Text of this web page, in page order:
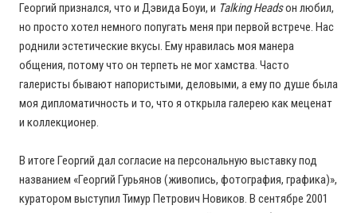
Георгий признался, что и Дэвида Боуи, и Talking Headsон любил,
но просто хотел немного попугать меня при первой встрече. Нас
роднили эстетические вкусы. Ему нравилась моя манера
общения, потому что он терпеть не мог хамства. Часто
галеристы бывают напористыми, деловыми, а ему по душе была
моя дипломатичность и то, что я открыла галерею как меценат
и коллекционер.
В итоге Георгий дал согласие на персональную выставку под
названием «Георгий Гурьянов (живопись, фотография, графика)»,
куратором выступил Тимур Петрович Новиков. В сентябре 2001